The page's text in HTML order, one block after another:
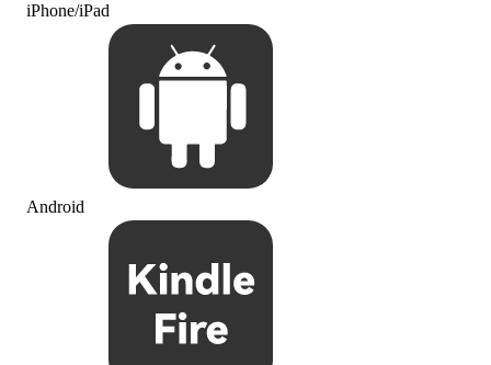
iPhone/iPad
Android